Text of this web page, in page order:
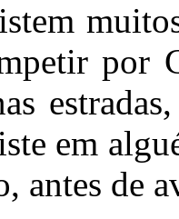
por
em
antes de